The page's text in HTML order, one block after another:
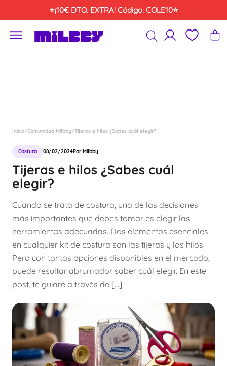
⭐¡10€ DTO. EXTRA! Código: COLE10⭐
´
Inicio/Comunidad Milbby/Tijeras e hilos ¿Sabes cuál elegir?
Costura 08/02/2024Por Milbby
Tijeras e hilos ¿Sabes cuál
elegir?
Cuando se trata de costura, una de las decisiones
más importantes que debes tomar es elegir las
herramientas adecuadas. Dos elementos esenciales
en cualquier kit de costura son las tijeras y los hilos.
Pero con tantas opciones disponibles en el mercado,
puede resultar abrumador saber cuál elegir. En este
post, te guiaré a través de […]